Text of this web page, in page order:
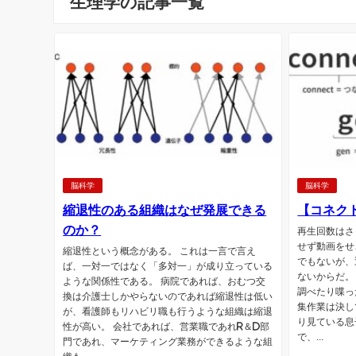
脳科学
縮退性のある組織はなぜ発展できる
のか？
縮退性という概念がある。 これは一言で言え
ば、一対一ではなく「多対一」が成り立っている
ような関係性である。 病院であれば、おむつ交
換は介護士しかやらないのであれば縮退性は低い
が、看護師もリハビリ職も行うような組織は縮退
性が高い。 会社であれば、営業職であれR＆D部
門であれ、マーケティング業務ができるような組
脳科学
【コネク
再生回数は
せず動画を
でもないが
ないからだ
調べたり喋
集作業は決
り見ている
で、...